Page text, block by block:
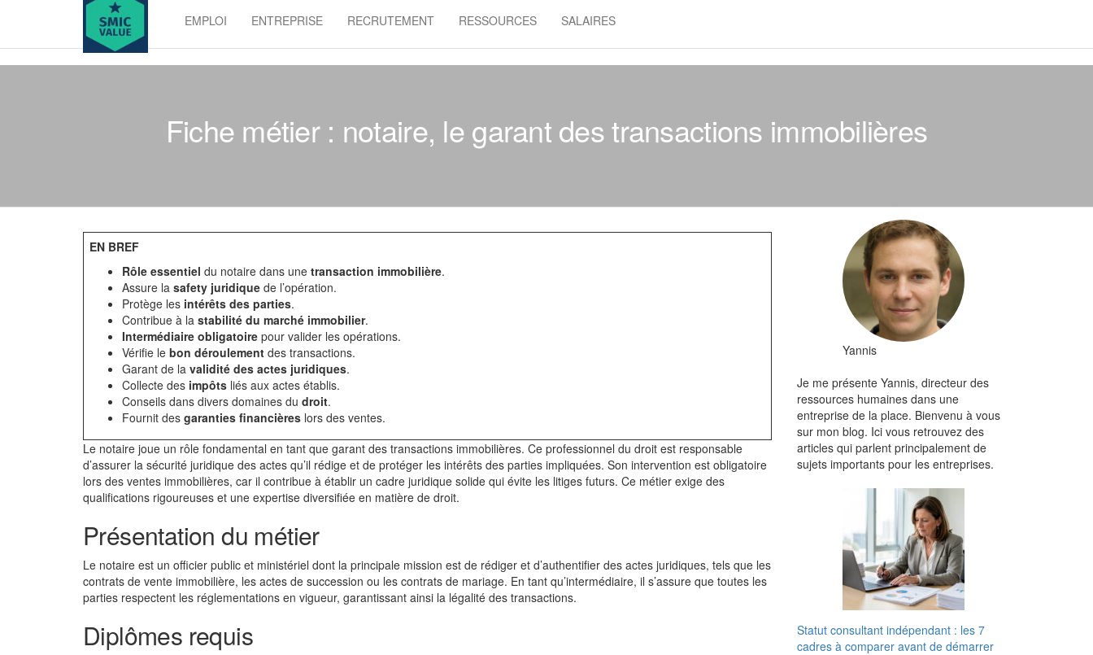
value
EMPLOI ENTREPRISE RECRUTEMENT RESSOURCES SALAIRES
Fiche métier : notaire, le garant des transactions immobilières
EN BREF
Rôle essentiel du notaire dans une transaction immobilière.
Assure la safety juridique de l’opération.
Protège les intérêts des parties.
Contribue à la stabilité du marché immobilier.
Intermédiaire obligatoire pour valider les opérations.
Vérifie le bon déroulement des transactions.
Garant de la validité des actes juridiques.
Collecte des impôts liés aux actes établis.
Conseils dans divers domaines du droit.
Fournit des garanties financières lors des ventes.
Le notaire joue un rôle fondamental en tant que garant des transactions immobilières. Ce professionnel du droit est responsable
d’assurer la sécurité juridique des actes qu’il rédige et de protéger les intérêts des parties impliquées. Son intervention est obligatoire
lors des ventes immobilières, car il contribue à établir un cadre juridique solide qui évite les litiges futurs. Ce métier exige des
qualifications rigoureuses et une expertise diversifiée en matière de droit.
Présentation du métier
Le notaire est un officier public et ministériel dont la principale mission est de rédiger et d’authentifier des actes juridiques, tels que les
contrats de vente immobilière, les actes de succession ou les contrats de mariage. En tant qu’intermédiaire, il s’assure que toutes les
parties respectent les réglementations en vigueur, garantissant ainsi la légalité des transactions.
Diplômes requis
Yannis
Je me présente Yannis, directeur des
ressources humaines dans une
entreprise de la place. Bienvenu à vous
sur mon blog. Ici vous retrouvez des
articles qui parlent principalement de
sujets importants pour les entreprises.
Statut consultant indépendant : les 7
cadres à comparer avant de démarrer